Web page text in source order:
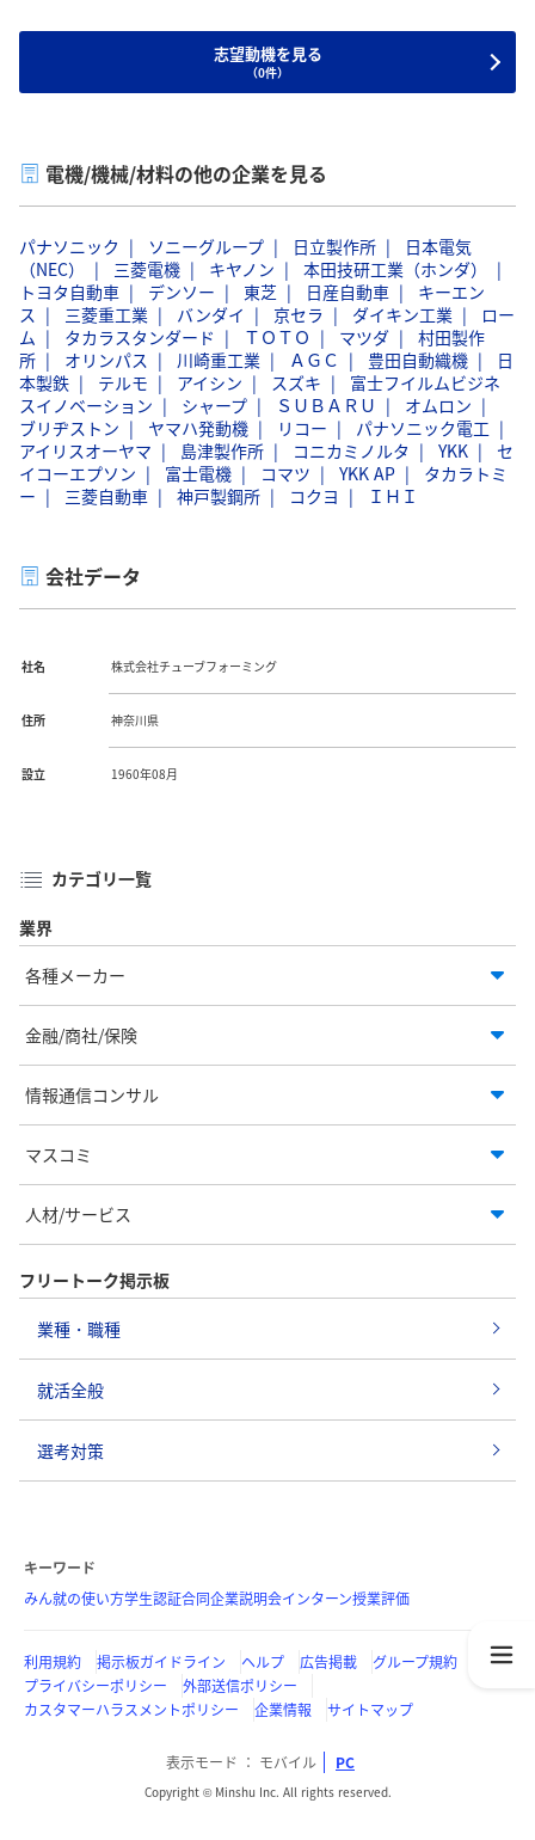
志望動機を見る
（0件）
電機/機械/材料の他の企業を見る
パナソニック ソニーグループ 日立製作所
日本電気
（NEC）
三菱電機 キヤノン
本田技研工業（ホンダ）
トヨタ自動車
デンソー 東芝 日産自動車
キーエン
ス
三菱重工業 バンダイ 京セラ ダイキン工業
ロー
ム
タカラスタンダード ＴＯＴＯ マツダ
村田製作
所
オリンパス 川崎重工業 ＡＧＣ 豊田自動織機
日
本製鉄
テルモ アイシン スズキ
富士フイルムビジネ
スイノベーション
シャープ ＳＵＢＡＲＵ
オムロン
ブリヂストン
ヤマハ発動機 リコー
パナソニック電工
アイリスオーヤマ
島津製作所 コニカミノルタ YKK
セ
イコーエプソン
富士電機 コマツ YKK AP
タカラトミ
ー
三菱自動車 神戸製鋼所 コクヨ ＩＨＩ
会社データ
社名 株式会社チューブフォーミング
住所 神奈川県
設立 1960年08月
カテゴリ一覧
業界
各種メーカー
金融/商社/保険
情報通信コンサル
マスコミ
人材/サービス
フリートーク掲示板
業種・職種
就活全般
選考対策
キーワード
みん就の使い方学生認証合同企業説明会インターン授業評価
利用規約 掲示板ガイドライン ヘルプ 広告掲載
グループ規約
プライバシーポリシー
外部送信ポリシー
カスタマーハラスメントポリシー
企業情報 サイトマップ
表示モード モバイル PC
Copyright © Minshu Inc. All rights reserved.